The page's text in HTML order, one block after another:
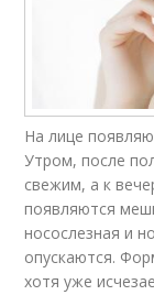
На лице
Утром, после
свежим, а к
появляются
носослезная и
опускаются.
хотя уже